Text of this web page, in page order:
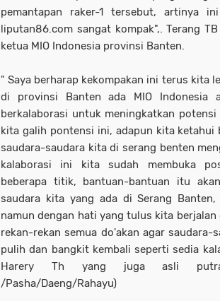
pemantapan raker-1 tersebut, artinya
liputan86.com sangat kompak",. Terang
ketua MIO Indonesia provinsi Banten.
" Saya berharap kekompakan ini terus kita
di provinsi Banten ada MIO Indonesia
berkalaborasi untuk meningkatkan
kita galih pontensi ini, adapun kita ketahui
saudara-saudara kita di serang benten
kalaborasi ini kita sudah membuka
beberapa titik, bantuan-bantuan itu
saudara kita yang ada di Serang
namun dengan hati yang tulus kita
rekan-rekan semua do'akan agar saudara-
pulih dan bangkit kembali seperti sedia
Harery Th yang juga asli putra
/Pasha/Daeng/Rahayu)